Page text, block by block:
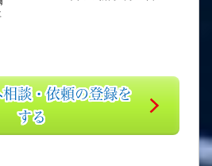
談・依頼の登録を
する